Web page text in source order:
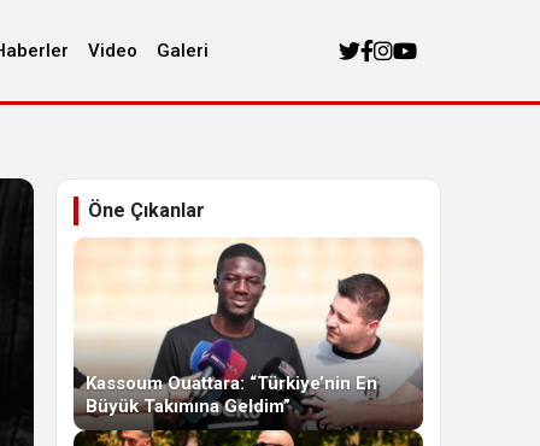
Video Galeri
Öne Çıkanlar
Kassoum Ouattara: “Türkiye’nin En
Büyük Takımına Geldim”